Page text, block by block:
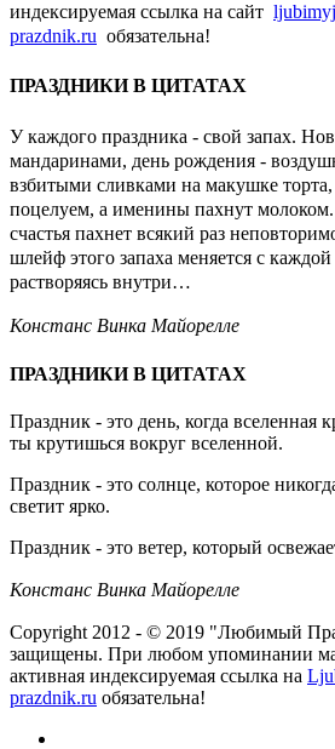
индексируемая ссылка на сайт
prazdnik.ru обязательна!
ПРАЗДНИКИ В ЦИТАТАХ
У каждого праздника - свой запах.
мандаринами, день рождения -
взбитыми сливками на макушке торта,
поцелуем, а именины пахнут
счастья пахнет всякий раз
шлейф этого запаха меняется с каждой
растворяясь внутри…
Констанс Винка Майорелле
ПРАЗДНИКИ В ЦИТАТАХ
Праздник - это день, когда вселенная
ты крутишься вокруг вселенной.
Праздник - это солнце, которое
светит ярко.
Праздник - это ветер, который
Констанс Винка Майорелле
Copyright 2012 - © 2019 "Любимый
защищены. При любом упоминании
активная индексируемая ссылка на
prazdnik.ru обязательна!